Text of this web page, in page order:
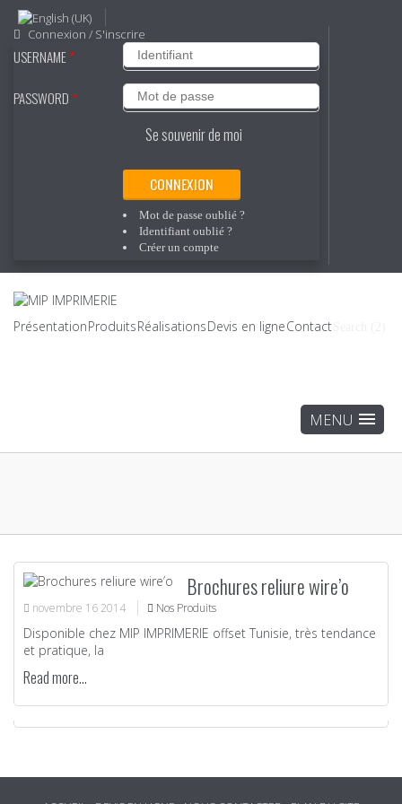
Connexion / S'inscrire
USERNAME*
PASSWORD *
Se souvenir de moi
CONNEXION
Mot de passe oublié ?
Identifiant oublié ?
Créer un compte
PrésentationProduitsRéalisationsDevis en ligneContact
Brochures reliure wire’o
novembre 16 2014 Nos Produits
Disponible chez MIP IMPRIMERIE offset Tunisie, très tendance
et pratique, la
Read more...